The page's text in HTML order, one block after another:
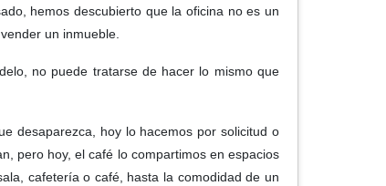
hemos descubierto que la oficina no es un
un inmueble.
no puede tratarse de hacer lo mismo que
desaparezca, hoy lo hacemos por solicitud o
pero hoy, el café lo compartimos en espacios
cafetería o café, hasta la comodidad de un